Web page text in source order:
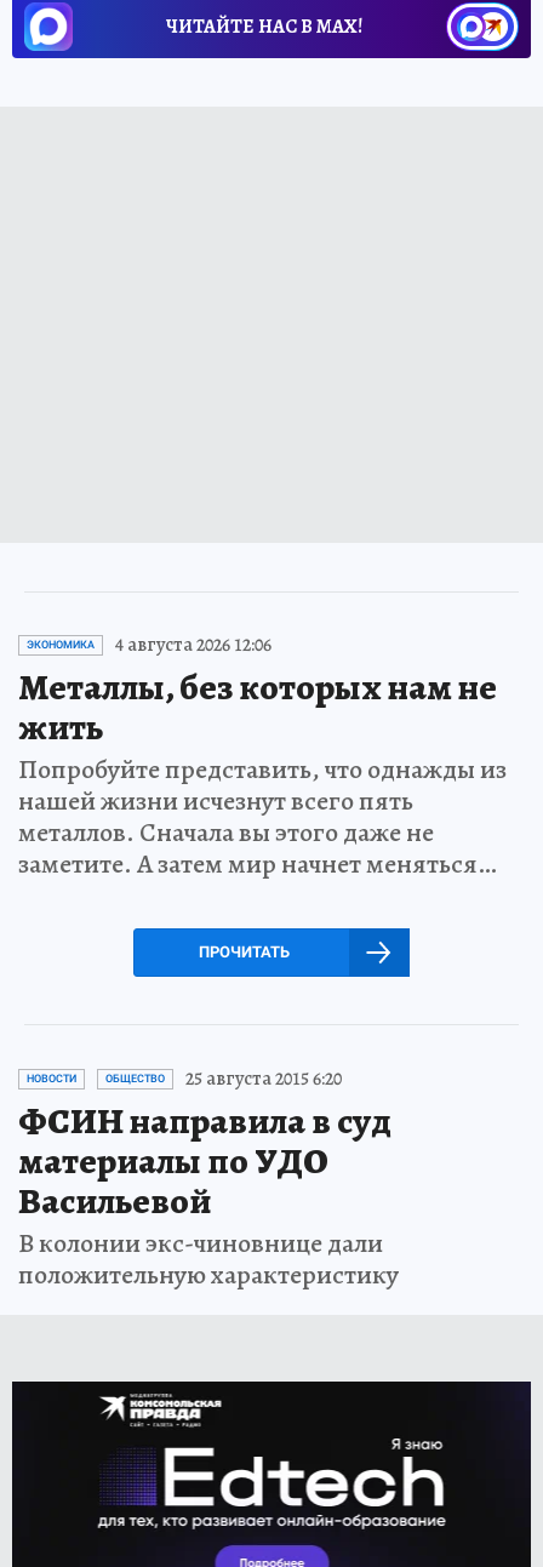
ЧИТАЙТЕ НАС В МАХ!
ЭКОНОМИКА 4 августа 2026 12:06
Металлы, без которых нам не
жить
Попробуйте представить, что однажды из
нашей жизни исчезнут всего пять
металлов. Сначала вы этого даже не
заметите. А затем мир начнет меняться…
ПРОЧИТАТЬ
НОВОСТИ ОБЩЕСТВО 25 августа 2015 6:20
ФСИН направила в суд
материалы по УДО
Васильевой
В колонии экс-чиновнице дали
положительную характеристику